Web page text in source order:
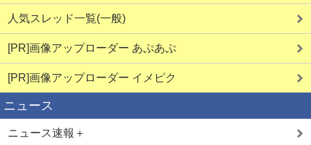
人気スレッド一覧(一般)
[PR]画像アップローダー あぷあぷ
[PR]画像アップローダー イメピク
ニュース
ニュース速報＋